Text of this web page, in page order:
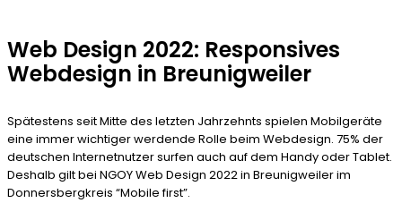
Web Design 2022: Responsives
Webdesign in Breunigweiler
Spätestens seit Mitte des letzten Jahrzehnts spielen Mobilgeräte
eine immer wichtiger werdende Rolle beim Webdesign. 75% der
deutschen Internetnutzer surfen auch auf dem Handy oder Tablet.
Deshalb gilt bei NGOY Web Design 2022 in Breunigweiler im
Donnersbergkreis “Mobile first”.